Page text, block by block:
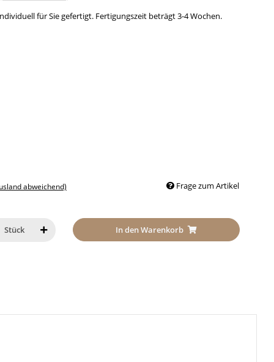
für Sie gefertigt. Fertigungszeit beträgt 3-4 Wochen.
abweichend) Frage zum Artikel
Stück In den Warenkorb